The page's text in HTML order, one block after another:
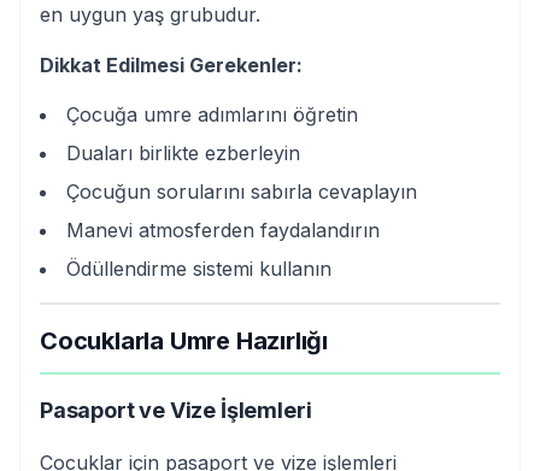
en uygun yaş grubudur.
Dikkat Edilmesi Gerekenler:
Çocuğa umre adımlarını öğretin
Duaları birlikte ezberleyin
Çocuğun sorularını sabırla cevaplayın
Manevi atmosferden faydalandırın
Ödüllendirme sistemi kullanın
Cocuklarla Umre Hazırlığı
Pasaport ve Vize İşlemleri
Cocuklar için pasaport ve vize işlemleri